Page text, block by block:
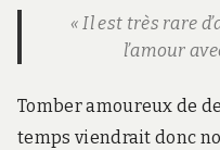
« Il est très rare
l’amour
Tomber amoureux de
temps viendrait donc